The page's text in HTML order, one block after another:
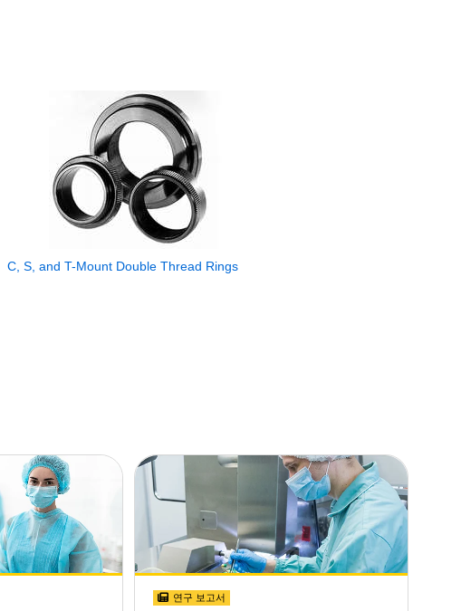
C, S, and T-Mount Double Thread Rings
연구 보고서